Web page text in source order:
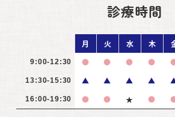
診療時間
月 火 水 木
9:00-12:30 ● ● ● ●
13:30-15:30 ▲ ▲ ▲ ▲
16:00-19:30 ● ● ★ ●